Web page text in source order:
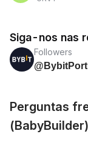
Siga-nos nas
Followers
Perguntas
(BabyBuilder)